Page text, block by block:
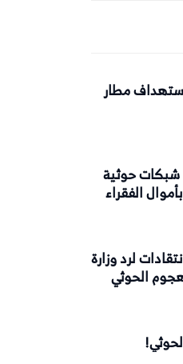
مطار
شبكات حوثية
الفقراء
لرد وزارة
الحوثي